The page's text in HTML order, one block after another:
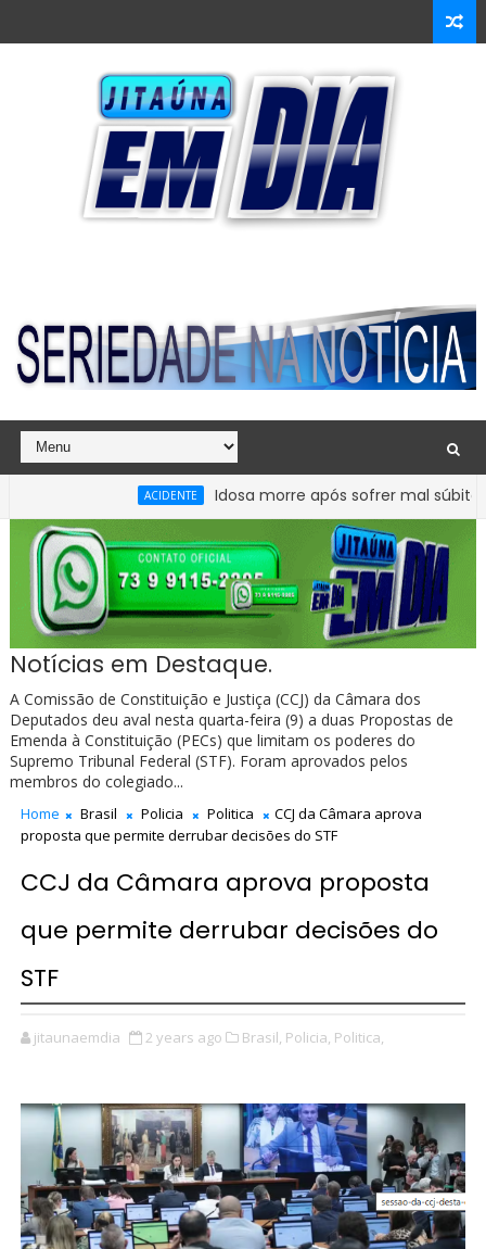
Idosa morre após sofrer mal súbito no
Notícias em Destaque.
A Comissão de Constituição e Justiça (CCJ) da Câmara dos
Deputados deu aval nesta quarta-feira (9) a duas Propostas de
Emenda à Constituição (PECs) que limitam os poderes do
Supremo Tribunal Federal (STF). Foram aprovados pelos
membros do colegiado...
Home Brasil Policia Politica
CCJ da Câmara aprova
proposta que permite derrubar decisões do STF
CCJ da Câmara aprova proposta
que permite derrubar decisões do
STF
jitaunaemdia 2 years ago Brasil, Policia, Politica,